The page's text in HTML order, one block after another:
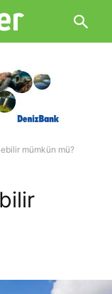
mümkün mü?